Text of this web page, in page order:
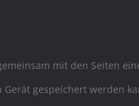
mit den Seiten
gespeichert werden